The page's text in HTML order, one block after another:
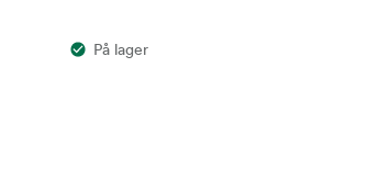
På lager